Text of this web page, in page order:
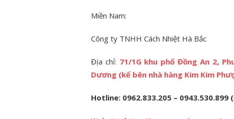
Miền Nam:
Công ty TNHH Cách Nhiệt Hà Bắc
Địa chỉ: 71/1G khu phố Đồng An 2,
Dương (kế bên nhà hàng Kim Kim
Hotline: 0962.833.205 – 0943.530.899